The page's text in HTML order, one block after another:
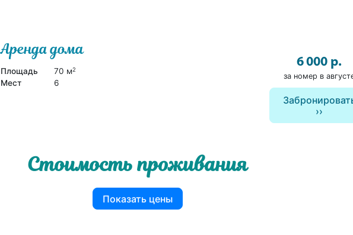
Аренда дома
Площадь 70 м2
Мест 6
6 000 р.
за номер в
Стоимость проживания
Показать цены